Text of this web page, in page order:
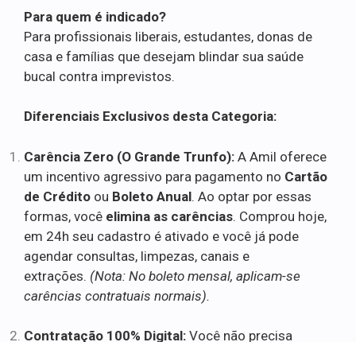
Para quem é indicado?
Para profissionais liberais, estudantes, donas de
casa e famílias que desejam blindar sua saúde
bucal contra imprevistos.
Diferenciais Exclusivos desta Categoria:
Carência Zero (O Grande Trunfo): A Amil oferece
um incentivo agressivo para pagamento no Cartão
de Crédito ou Boleto Anual. Ao optar por essas
formas, você elimina as carências. Comprou hoje,
em 24h seu cadastro é ativado e você já pode
agendar consultas, limpezas, canais e
extrações. (Nota: No boleto mensal, aplicam-se
carências contratuais normais).
Contratação 100% Digital: Você não precisa